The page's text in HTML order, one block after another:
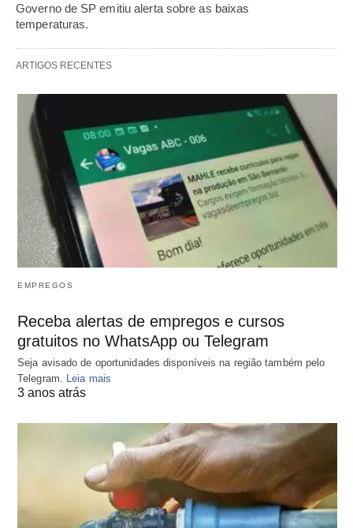
Governo de SP emitiu alerta sobre as baixas
temperaturas.
ARTIGOS RECENTES
EMPREGOS
Receba alertas de empregos e cursos
gratuitos no WhatsApp ou Telegram
Seja avisado de oportunidades disponíveis na região também pelo
Telegram. Leia mais
3 anos atrás